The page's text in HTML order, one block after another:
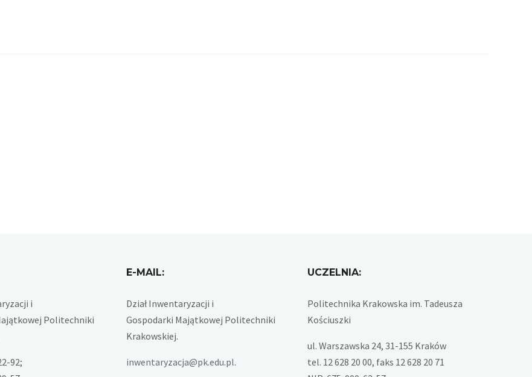
i
Politechniki
92;
E-MAIL:
Dział Inwentaryzacji i
Gospodarki Majątkowej Politechniki
Krakowskiej.
inwentaryzacja@pk.edu.pl.
UCZELNIA:
Politechnika Krakowska im. Tadeusza
Kościuszki
ul. Warszawska 24, 31-155 Kraków
tel. 12 628 20 00, faks 12 628 20 71